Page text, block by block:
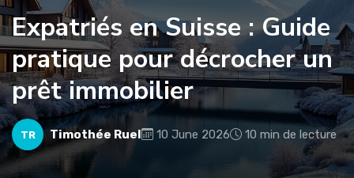
Expatriés en Suisse : Guide
pratique pour décrocher un
prêt immobilier
TR Timothée Ruel 10 June 2026 10 min de lecture